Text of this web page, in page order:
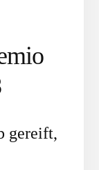
gereift,